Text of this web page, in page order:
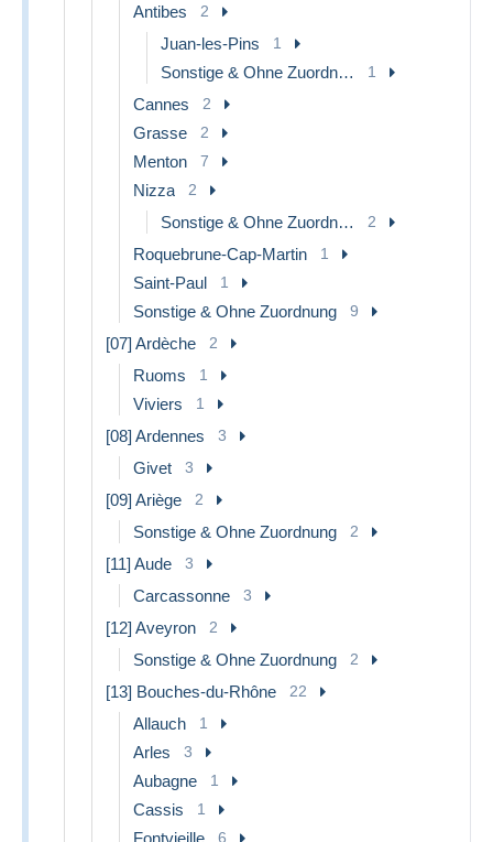
Antibes 2
Juan-les-Pins 1
Sonstige & Ohne Zuordnung 1
Cannes 2
Grasse 2
Menton 7
Nizza 2
Sonstige & Ohne Zuordnung 2
Roquebrune-Cap-Martin 1
Saint-Paul 1
Sonstige & Ohne Zuordnung 9
[07] Ardèche 2
Ruoms 1
Viviers 1
[08] Ardennes 3
Givet 3
[09] Ariège 2
Sonstige & Ohne Zuordnung 2
[11] Aude 3
Carcassonne 3
[12] Aveyron 2
Sonstige & Ohne Zuordnung 2
[13] Bouches-du-Rhône 22
Allauch 1
Arles 3
Aubagne 1
Cassis 1
Fontvieille 6